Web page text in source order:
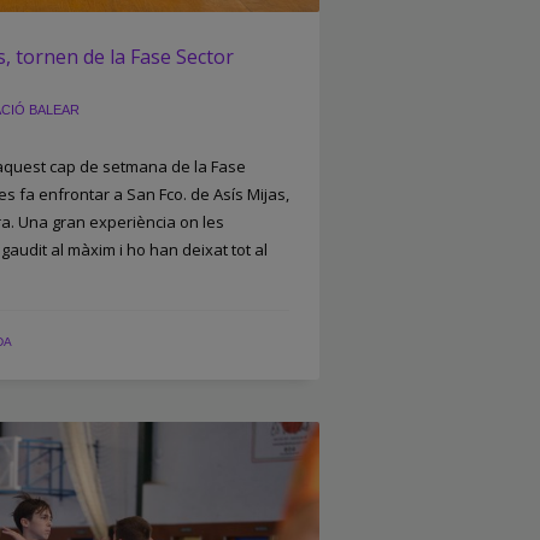
tornen de la Fase Sector
BALEAR
cap de setmana de la Fase
fa enfrontar a San Fco. de Asís Mijas,
Una gran experiència on les
al màxim i ho han deixat tot al